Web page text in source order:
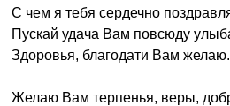
С чем я тебя сердечно
Пускай удача Вам повсюду
Здоровья, благодати Вам желаю.
Желаю Вам терпенья, веры,